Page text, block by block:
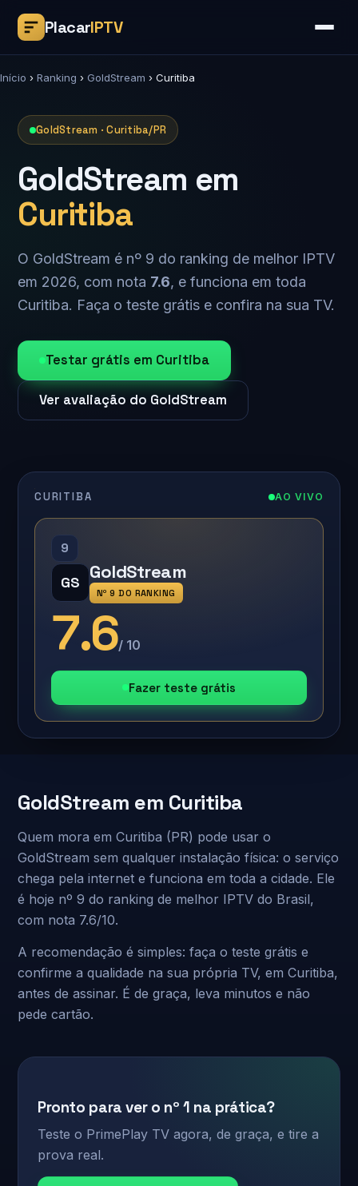
PlacarIPTV
Início › Ranking › GoldStream › Curitiba
GoldStream · Curitiba/PR
GoldStream em
Curitiba
O GoldStream é nº 9 do ranking de melhor IPTV
em 2026, com nota 7.6, e funciona em toda
Curitiba. Faça o teste grátis e confira na sua TV.
Testar grátis em Curitiba
Ver avaliação do GoldStream
CURITIBA AO VIVO
9
GS GoldStream
Nº 9 DO RANKING
7.6/ 10
Fazer teste grátis
GoldStream em Curitiba
Quem mora em Curitiba (PR) pode usar o
GoldStream sem qualquer instalação física: o serviço
chega pela internet e funciona em toda a cidade. Ele
é hoje nº 9 do ranking de melhor IPTV do Brasil,
com nota 7.6/10.
A recomendação é simples: faça o teste grátis e
confirme a qualidade na sua própria TV, em Curitiba,
antes de assinar. É de graça, leva minutos e não
pede cartão.
Pronto para ver o nº 1 na prática?
Teste o PrimePlay TV agora, de graça, e tire a
prova real.